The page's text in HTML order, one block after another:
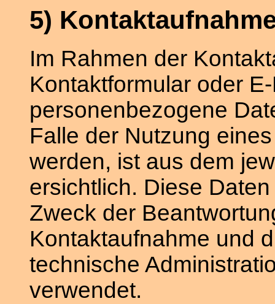
5)
Im Rahmen der
Kontaktformular oder
personenbezogene
Falle der Nutzung
werden, ist aus dem
ersichtlich. Diese
Zweck der
Kontaktaufnahme und
technische
verwendet.